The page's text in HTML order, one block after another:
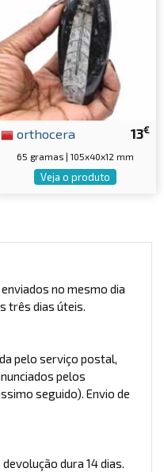
13€
orthocera
65 gramas | 105x40x12 mm
Veja o produto
no mesmo dia
três dias úteis.
pelo serviço postal,
pelos
seguido). Envio de
dura 14 dias.